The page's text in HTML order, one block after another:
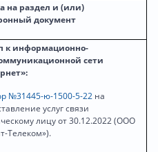
на раздел и (или)
документ
к информационно-
сети
№31445-ю-1500-5-22на
услуг связи
лицу от 30.12.2022 (ООО
Телеком»).